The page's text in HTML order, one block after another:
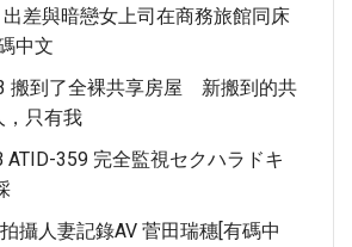
出差與暗戀女上司在商務旅館同床
中文
搬到了全裸共享房屋 新搬到的共
，只有我
ATID-359 完全監視セクハラドキ
攝人妻記錄AV 菅田瑞穗[有碼中